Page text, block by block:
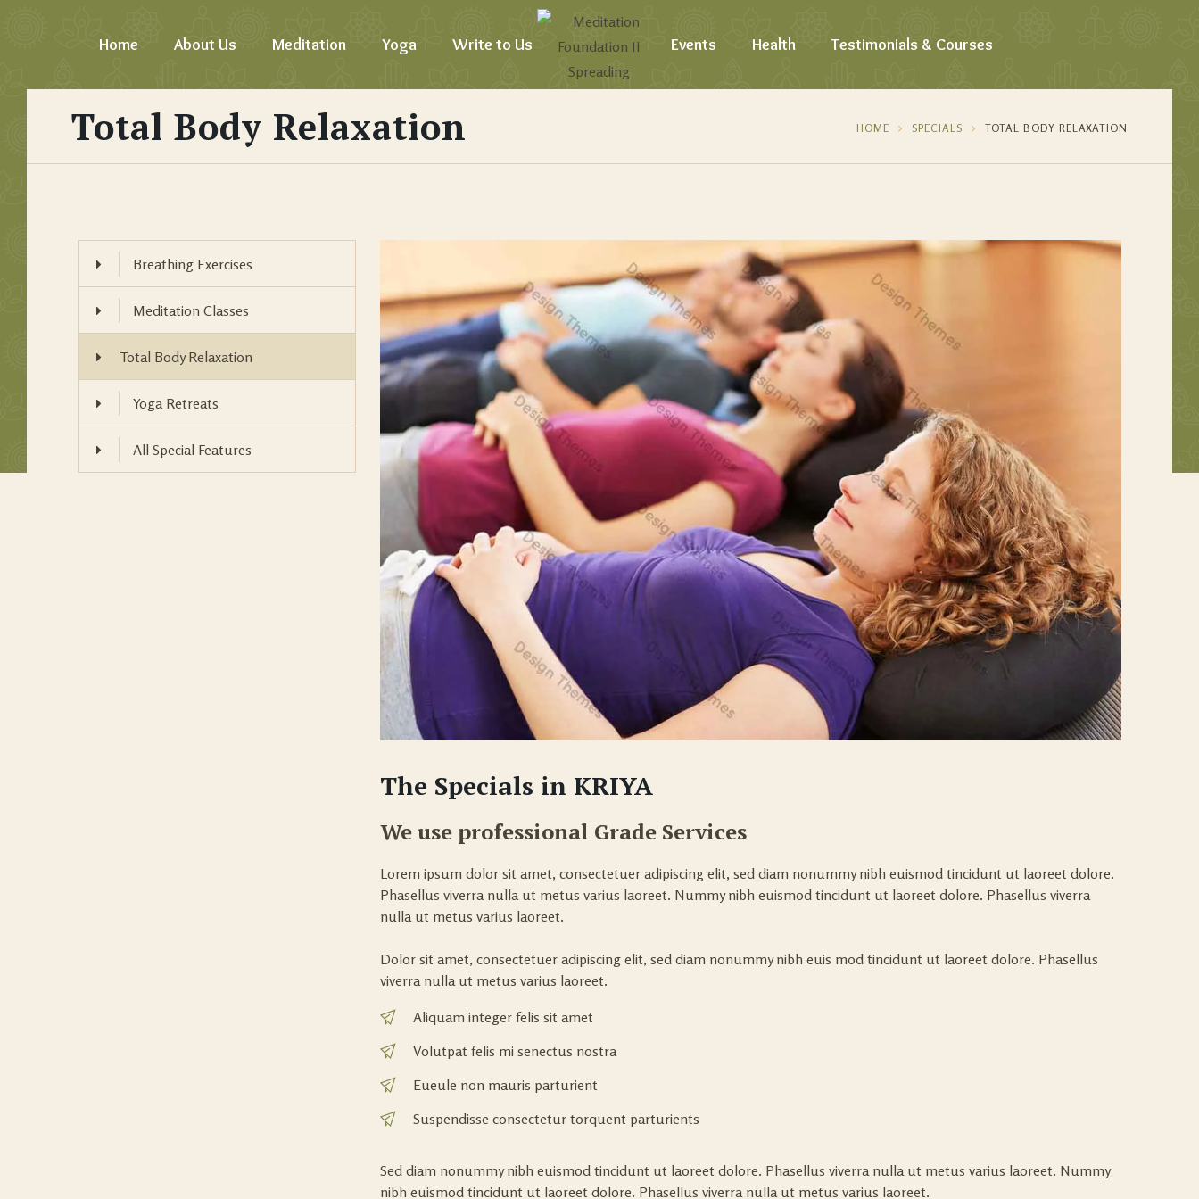
Home About Us Meditation Yoga Write to Us Events Health Testimonials & Courses
Total Body Relaxation HOME SPECIALS TOTAL BODY RELAXATION
Breathing Exercises
Meditation Classes
Total Body Relaxation
Yoga Retreats
All Special Features
The Specials in KRIYA
We use professional Grade Services
Lorem ipsum dolor sit amet, consectetuer adipiscing elit, sed diam nonummy nibh euismod tincidunt ut laoreet dolore.
Phasellus viverra nulla ut metus varius laoreet. Nummy nibh euismod tincidunt ut laoreet dolore. Phasellus viverra
nulla ut metus varius laoreet.
Dolor sit amet, consectetuer adipiscing elit, sed diam nonummy nibh euis mod tincidunt ut laoreet dolore. Phasellus
viverra nulla ut metus varius laoreet.
Aliquam integer felis sit amet
Volutpat felis mi senectus nostra
Eueule non mauris parturient
Suspendisse consectetur torquent parturients
Sed diam nonummy nibh euismod tincidunt ut laoreet dolore. Phasellus viverra nulla ut metus varius laoreet. Nummy
nibh euismod tincidunt ut laoreet dolore. Phasellus viverra nulla ut metus varius laoreet.